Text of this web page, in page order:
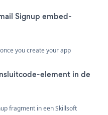
Signup embed-
you create your app
element in de
fragment in een Skillsoft